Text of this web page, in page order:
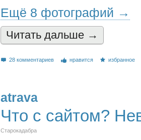
Ещё 8 фотографий →
Читать дальшe →
28 комментариев нравится избранное
atrava
Что с сайтом?
Старокадабра